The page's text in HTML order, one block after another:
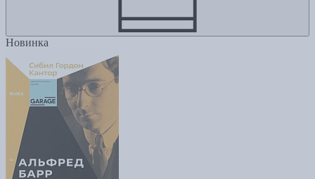
Новинка